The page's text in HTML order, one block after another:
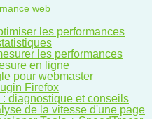
web
les performances
les performances
en ligne
pour webmaster
Firefox
: diagnostique et conseils
de la vitesse d'une page